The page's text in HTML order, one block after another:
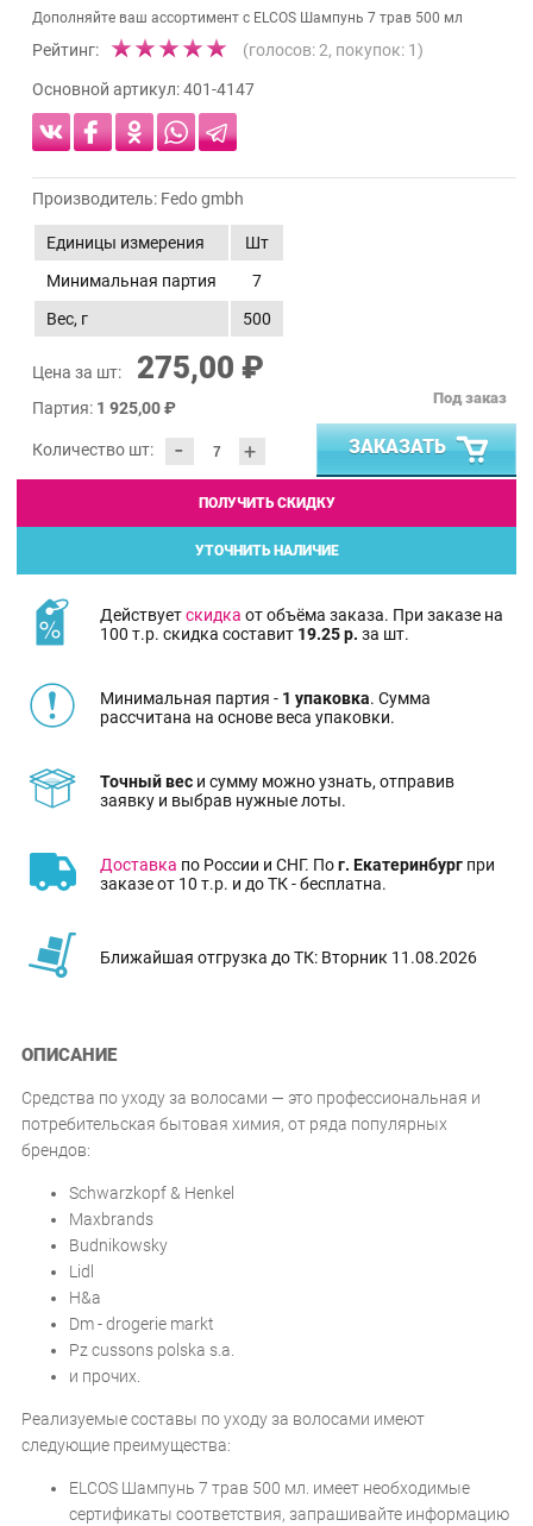
Дополняйте ваш ассортимент с ELCOS Шампунь 7 трав 500 мл
Рейтинг: (голосов:2, покупок: 1)
Основной артикул:401-4147
Производитель: Fedo gmbh
Единицы измерения
Шт
Минимальная партия
7
Вес, г
500
Цена за шт: 275,00 ₽
Партия: 1 925,00 ₽
Количество шт: - +
Под заказ
ЗАКАЗАТЬ
ПОЛУЧИТЬ СКИДКУ
УТОЧНИТЬ НАЛИЧИЕ
Действуетскидка от объёма заказа. При заказе на
100 т.р. скидка составит 19.25 р. за шт.
Минимальная партия - 1 упаковка. Сумма
рассчитана на основе веса упаковки.
Точный вес и сумму можно узнать, отправив
заявку и выбрав нужные лоты.
Доставка по России и СНГ. Пог. Екатеринбург при
заказе от 10 т.р. и до ТК - бесплатна.
Ближайшая отгрузка до ТК: Вторник 11.08.2026
ОПИСАНИЕ
Средства по уходу за волосами — это профессиональная и
потребительская бытовая химия, от ряда популярных
брендов:
Schwarzkopf & Henkel
Maxbrands
Budnikowsky
Lidl
H&a
Dm - drogerie markt
Pz cussons polska s.a.
и прочих.
Реализуемые составы по уходу за волосами имеют
следующие преимущества:
ELCOS Шампунь 7 трав 500 мл. имеет необходимые
сертификаты соответствия, запрашивайте информацию